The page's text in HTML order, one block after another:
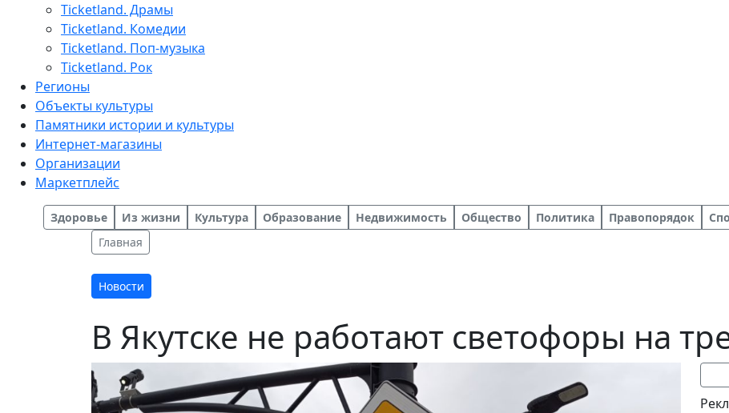
Ticketland. Драмы
Ticketland. Комедии
Ticketland. Поп-музыка
Ticketland. Рок
Регионы
Объекты культуры
Памятники истории и культуры
Интернет-магазины
Организации
Маркетплейс
Здоровье Из жизни Культура Образование Недвижимость Общество Политика Правопорядок
Главная
Новости
В Якутске не работают светофоры на